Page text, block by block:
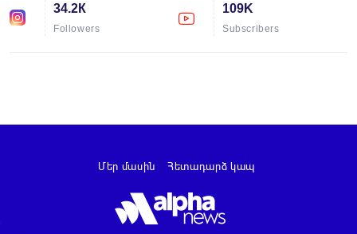
34.2К
Followers
109K
Subscribers
Մեր մասին Հետադարձ կապ